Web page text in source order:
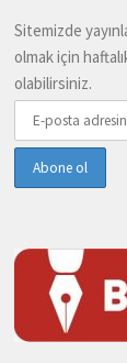
Sitemizde
olmak için
olabilirsiniz.